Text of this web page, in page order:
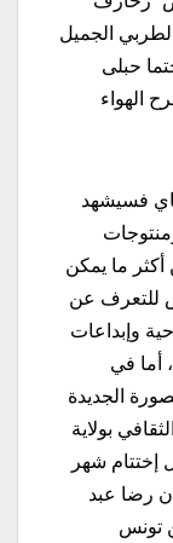
الجميل
حبلى
الهواء
لبرنامج يوم غد الخميس 18 ماي فسيشهد
أكثر ما يمكن
للتعرف عن
وإبداعات
أما في
الجديدة
بولاية
إختتام شهر
رضا عبد
تونس